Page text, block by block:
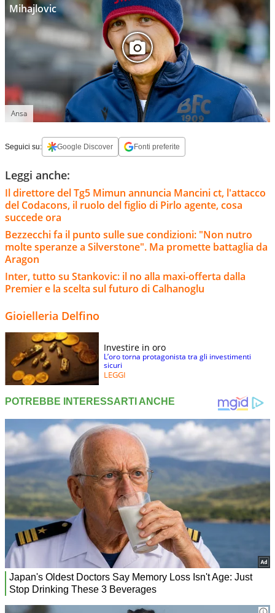
Mihajlovic
Ansa
Seguici su: Google Discover Fonti preferite
Leggi anche:
Il direttore del Tg5 Mimun annuncia Mancini ct, l'attacco
del Codacons, il ruolo del figlio di Pirlo agente, cosa
succede ora
Bezzecchi fa il punto sulle sue condizioni: "Non nutro
molte speranze a Silverstone". Ma promette battaglia da
Aragon
Inter, tutto su Stankovic: il no alla maxi-offerta dalla
Premier e la scelta sul futuro di Calhanoglu
Gioielleria Delfino
Investire in oro
L’oro torna protagonista tra gli investimenti
sicuri
LEGGI